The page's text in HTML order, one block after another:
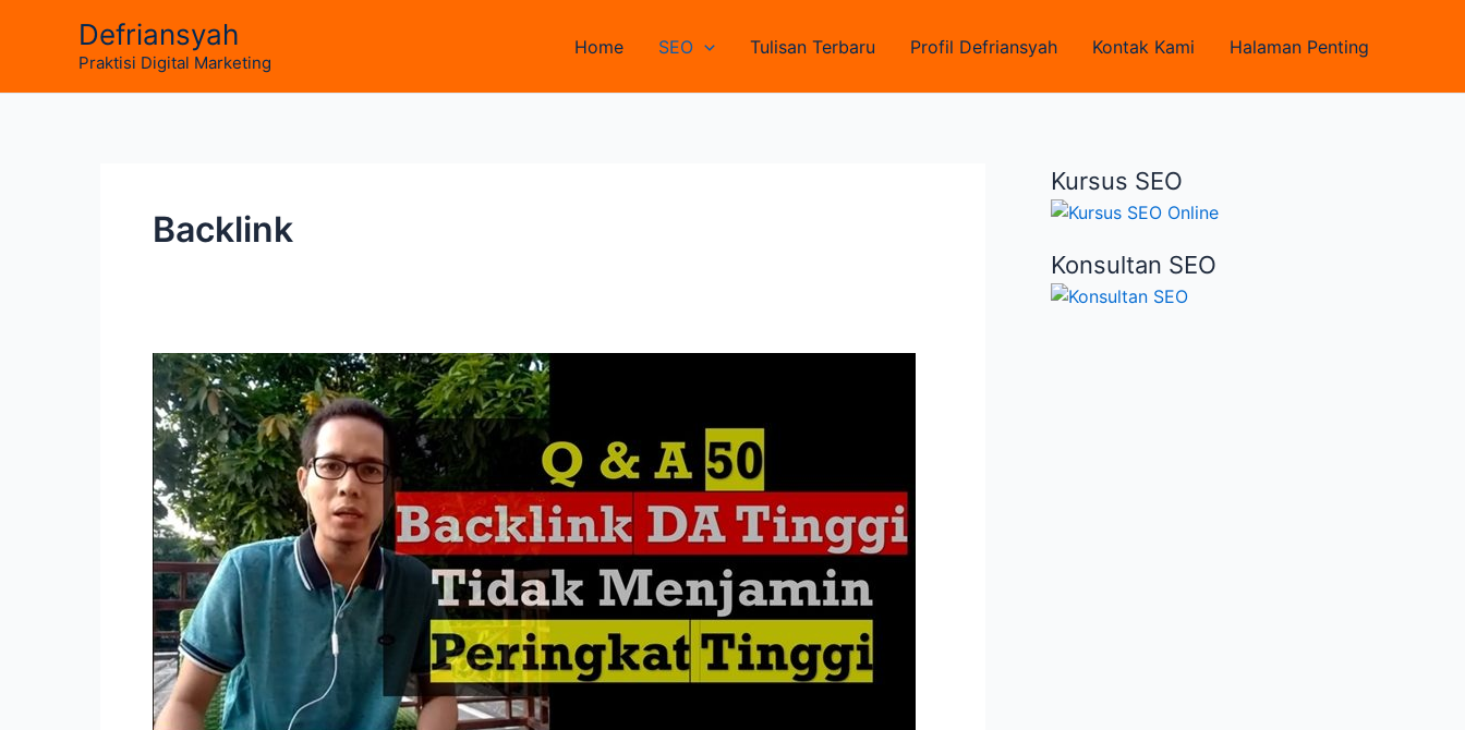
Defriansyah
Praktisi Digital Marketing
Home SEO Tulisan Terbaru Profil Defriansyah Kontak Kami Halaman Penting
Backlink
Kursus SEO
Konsultan SEO